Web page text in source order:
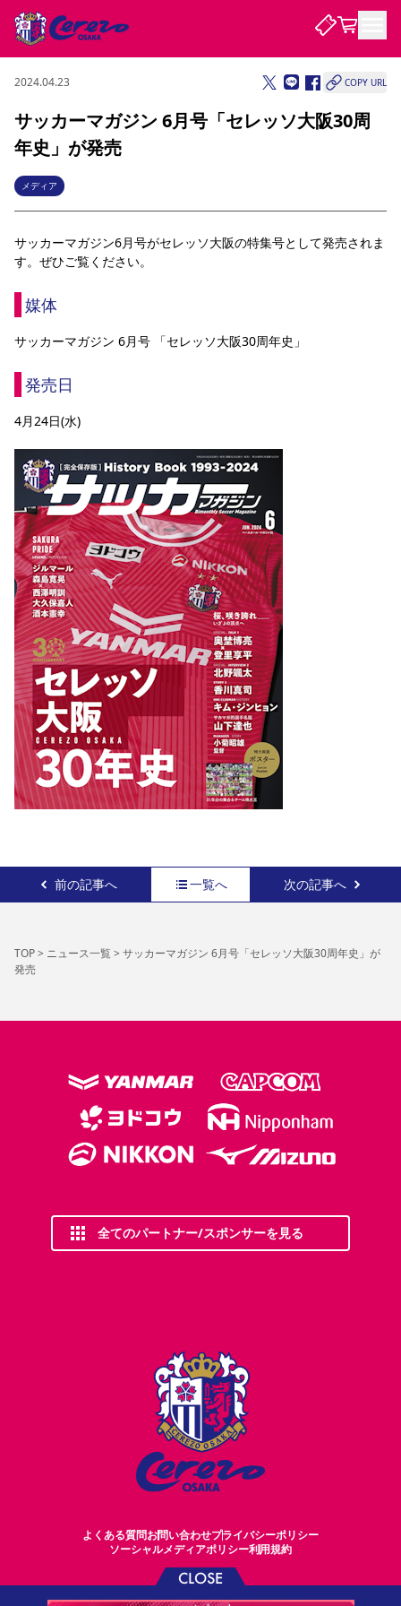
試合・チーム
試合について
試合日程 / 結果
チームについて
選手・スタッフ スケジュール メディア情報 アクセス
レディース
アカデミー
ハナサカプレーヤー
観戦する
チケット
チケット情報 販売スケジュール 価格・席種
購入方法
シーズンシート 法人シーズンシート
特定興行入場券 譲渡サービス
観戦ガイド
初めて観戦ガイド キッズ向けサービス グルメ マッチデープログラム
観戦マナー&ルール
ビジターサポーター観戦ガイド 公式アプリ
スタジアム
YANMAR HANASAKA STADIUM
DAZNで観戦
DAZNで観戦
アウェイツアー
アウェイツアー
よくある質問
よくある質問
クラブを知る
セレッソ大阪について
クラブ紹介
サポートする
セレッソアイデアちょうだいな
Lise（ライセンスビジネス）
サステナビリティ
サステナビリティポリシー SDGsのゴール インパクトレポート
活動レポート
SPORT POSITIVE LEAGUES 取り組み実績
スポーツクラブ
スポーツクラブ
関連団体/施設
長居公園 セレッソフットサルパーク セレッソフットサルパーク長居
セレッソスポーツパーク舞洲 YANMAR HANASAKA STADIUM
セレッソ大阪アカデミー 子供のサッカースクール
大人のサッカースクール
その他スポーツクラブ
ファンクラブ
ファンクラブ
婚姻届・出生届・命名書
ニュース
すべて チーム
レディース
アカデミー
CLOSE
2024.04.23 COPY URL
サッカーマガジン 6月号「セレッソ大阪30周
年史」が発売
メディア
サッカーマガジン6月号がセレッソ大阪の特集号として発売されま
す。ぜひご覧ください。
媒体
サッカーマガジン 6月号 「セレッソ大阪30周年史」
発売日
4月24日(水)
前の記事へ 一覧へ 次の記事へ
TOP> ニュース一覧> サッカーマガジン 6月号「セレッソ大阪30周年史」が
発売
全てのパートナー/スポンサーを見る
よくある質問お問い合わせプライバシーポリシー
ソーシャルメディアポリシー利用規約